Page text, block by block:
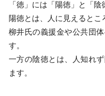
「徳」には「陽徳」と「陰
陽徳とは、人に見えるとこ
柳井氏の義援金や公共団
す。
一方の陰徳とは、人知れ
ます。